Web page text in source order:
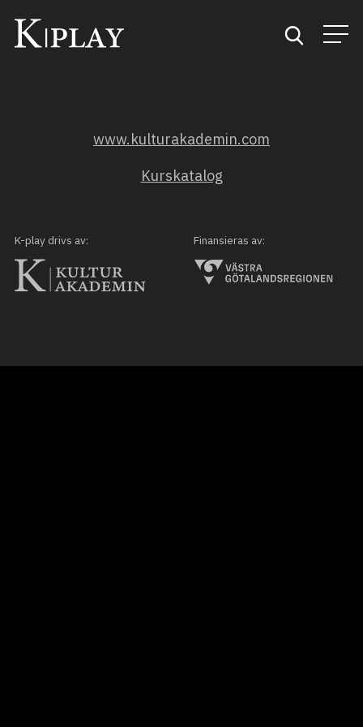
Kategorier
Mina favoriter
www.kulturakademin.com
Kurskatalog
K-play drivs av: Finansieras av: